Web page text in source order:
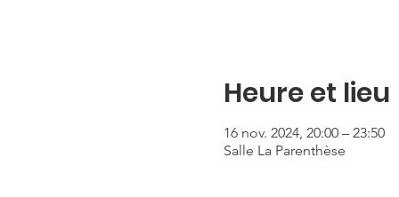
Heure et lieu
16 nov. 2024, 20:00 – 23:50
Salle La Parenthèse